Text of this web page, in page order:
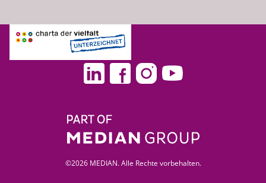
©2026 MEDIAN. Alle Rechte vorbehalten.